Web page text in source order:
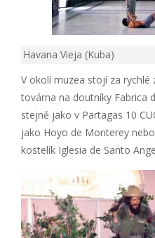
Havana Vieja (Kuba)
V okolí muzea stojí za rychlé
továrna na doutníky Fabrica
stejně jako v Partagas 10
jako Hoyo de Monterey
kostelík Iglesia de Santo